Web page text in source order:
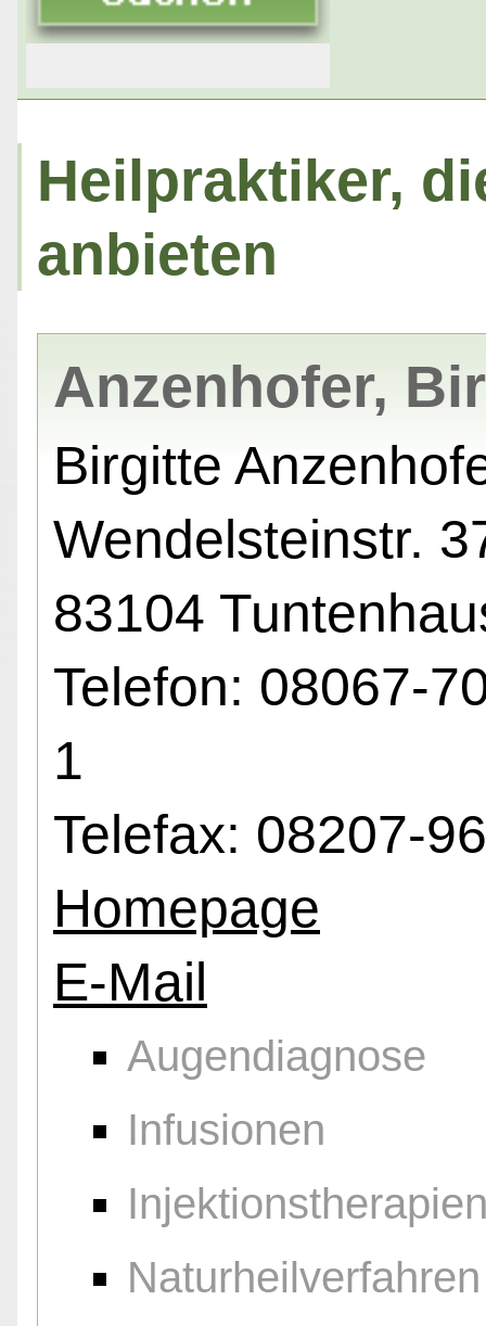
Heilpraktiker,
anbieten
Anzenhofer,
Birgitte
Wendelsteinstr.
83104
Telefon: 08067-
1
Telefax: 08207-
Homepage
E-Mail
Augendiagnose
Infusionen
Naturheilverfahren